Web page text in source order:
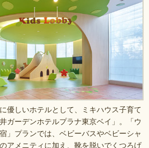
優しいホテルとして、ミキハウス子育て
ガーデンホテルプラナ東京ベイ」。「ウ
」プランでは、ベビーバスやベビーシャ
アメニティに加え、靴を脱いでくつろげ